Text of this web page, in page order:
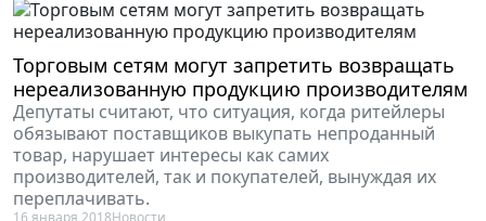
Торговым сетям могут запретить возвращать
нереализованную продукцию производителям
Депутаты считают, что ситуация, когда ритейлеры
обязывают поставщиков выкупать непроданный
товар, нарушает интересы как самих
производителей, так и покупателей, вынуждая их
переплачивать.
16 января 2018Новости